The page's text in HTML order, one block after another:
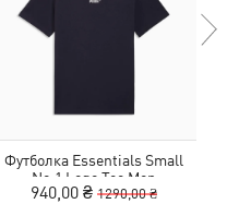
Футболка Essentials Small
No.1 Logo Tee Men
940,00 ₴ 1290,00 ₴